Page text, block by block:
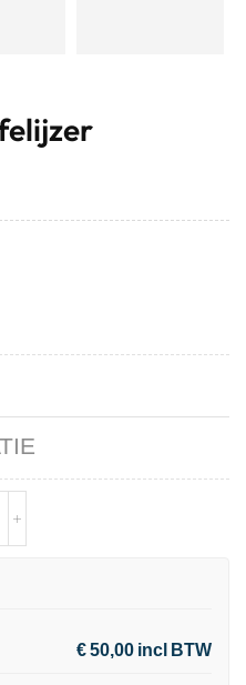
€ 50,00 incl BTW